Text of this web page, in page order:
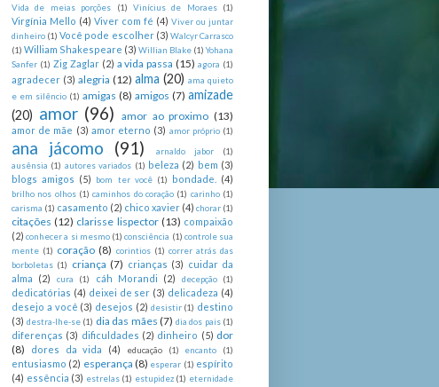
Vida de meias porções (1) Vinícius de Moraes (1)
Virgínia Mello (4) Viver com fé (4) Viver ou juntar
dinheiro (1) Você pode escolher (3) Walcyr Carrasco
(1) William Shakespeare (3) Willian Blake (1) Yohana
Sanfer (1) Zig Zaglar (2) a vida passa (15) agora (1)
agradecer (3) alegria (12) alma (20) ama quieto
e em silêncio (1) amigas (8) amigos (7) amizade
(20) amor (96) amor ao proximo (13)
amor de mãe (3) amor eterno (3) amor próprio (1)
ana jácomo (91) arnaldo jabor
(1)
ausênsia (1) autores variados (1) beleza (2) bem (3)
blogs amigos (5) bom ter você (1) bondade. (4)
brilho nos olhos (1) caminhos do coração (1) carinho (1)
carisma (1) casamento (2) chico xavier (4) chorar (1)
citações (12) clarisse lispector (13) compaixão
(2) conhecer a si mesmo (1) consciência (1) controle sua
mente (1) coração (8) corintios (1) correr atrás das
borboletas (1) criança (7) crianças (3) cuidar da
alma
(2) cura (1) cáh Morandi (2) decepção (1)
dedicatórias (4) deixei de ser (3) delicadeza (4)
desejo a você (3) desejos (2) desistir (1) destino
(3) destra-lhe-se (1) dia das mães (7) dia dos pais (1)
diferenças (3) dificuldades (2) dinheiro (5) dor
(8)
dores da vida (4) educação (1) encanto (1)
entusiasmo (2) esperança (8) esperar (1) espírito
(4) essência (3) estrelas (1) estupidez (1) eternidade